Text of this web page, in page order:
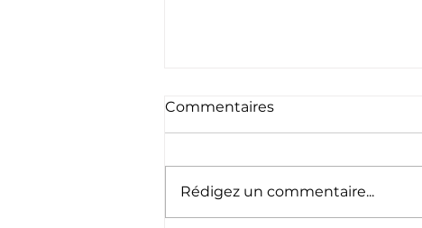
Commentaires
Rédigez un commentaire...